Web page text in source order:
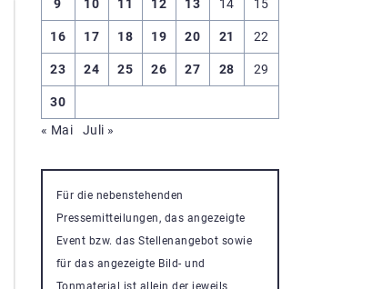
9 10 11 12 13 14 15
16 17 18 19 20 21 22
23 24 25 26 27 28 29
30
« Mai
Juli »
Für die nebenstehenden
Pressemitteilungen, das angezeigte
Event bzw. das Stellenangebot sowie
für das angezeigte Bild- und
Tonmaterial ist allein der jeweils